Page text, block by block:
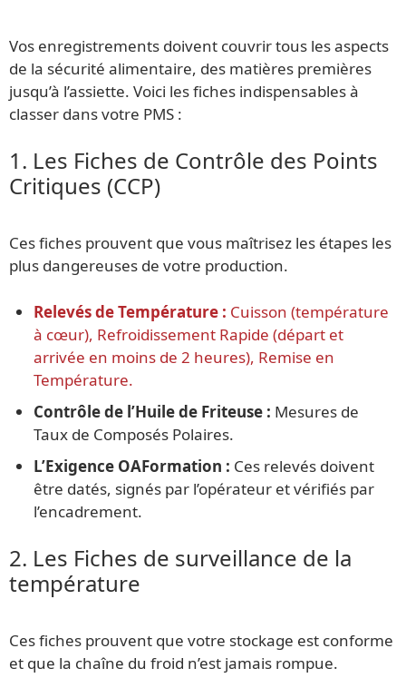
Vos enregistrements doivent couvrir tous les aspects
de la sécurité alimentaire, des matières premières
jusqu’à l’assiette. Voici les fiches indispensables à
classer dans votre PMS :
1. Les Fiches de Contrôle des Points
Critiques (CCP)
Ces fiches prouvent que vous maîtrisez les étapes les
plus dangereuses de votre production.
Relevés de Température : Cuisson (température
à cœur), Refroidissement Rapide (départ et
arrivée en moins de 2 heures), Remise en
Température.
Contrôle de l’Huile de Friteuse : Mesures de
Taux de Composés Polaires.
L’Exigence OAFormation : Ces relevés doivent
être datés, signés par l’opérateur et vérifiés par
l’encadrement.
2. Les Fiches de surveillance de la
température
Ces fiches prouvent que votre stockage est conforme
et que la chaîne du froid n’est jamais rompue.